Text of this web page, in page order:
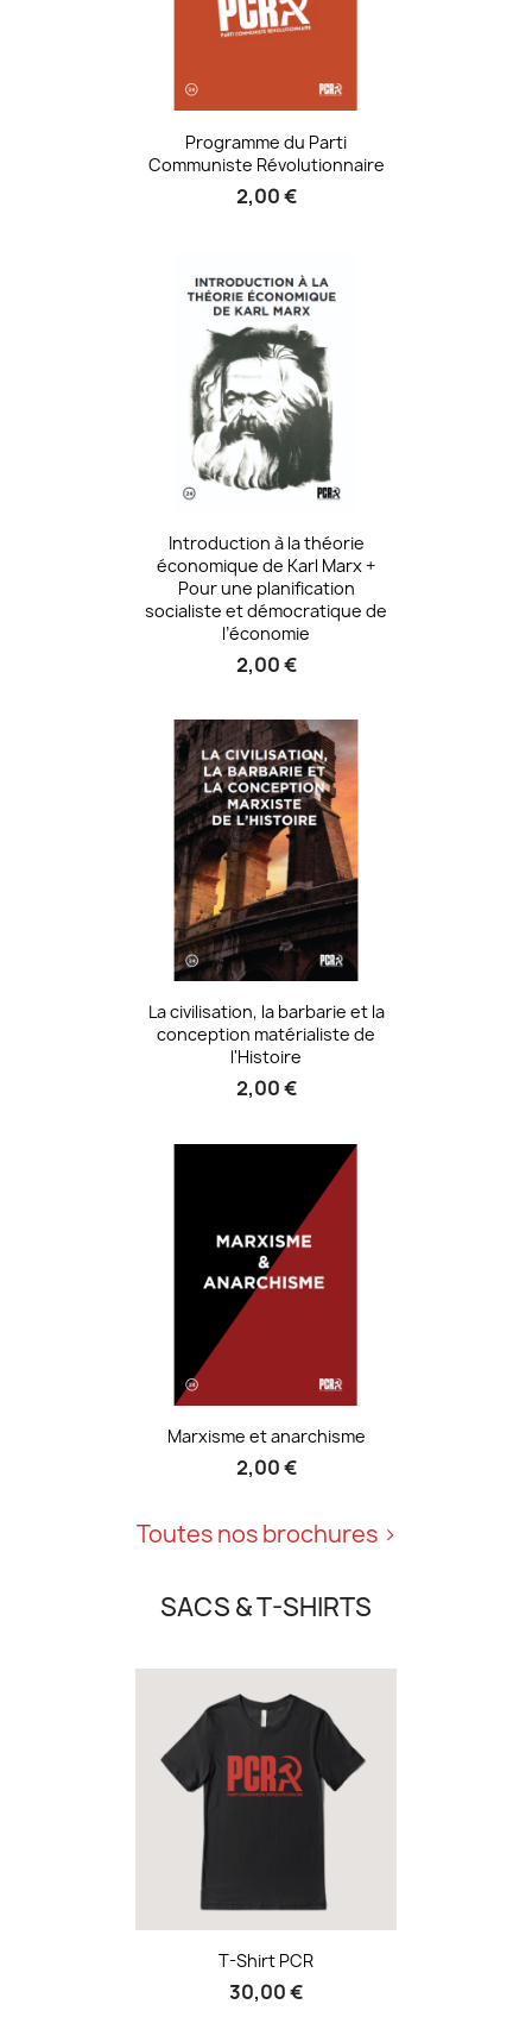
Programme du Parti
Communiste Révolutionnaire
2,00 €
Introduction à la théorie
économique de Karl Marx +
Pour une planification
socialiste et démocratique de
l’économie
2,00 €
La civilisation, la barbarie et la
conception matérialiste de
l'Histoire
2,00 €
Marxisme et anarchisme
2,00 €
Toutes nos brochures
SACS & T-SHIRTS
T-Shirt PCR
30,00 €